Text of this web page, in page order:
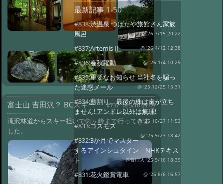
富士山 吉田沢？ BCスキー #737 '18 5/18 09:49
滝沢林道からスキー担いで剣ヶ峰まで行ってきま
した。
最新記事 1-50
#838:渋温泉 つばたや旅館さん家族
風呂
@ '26 7/15 20:22
#837:Artemis II @ '26 4/12 12:38
#836:春秋躍動 @ '26 1/4 10:29
#835:重要なお知らせ 当社名を騙っ
た迷惑メール
@ '25 12/25 15:31
#834:薪割り、最後の株は歯が立ち
ません! アンドレ以外は無理!
@ '25 10/27 11:53
#833:コスモス
@ '25 9/23 18:42
#832:3か月でマスター
するアインシュタイン NHKテキス
ト
@管理人 '25 9/16 18:39
#831:花火鑑賞電車 @ '25 8/6 16:57